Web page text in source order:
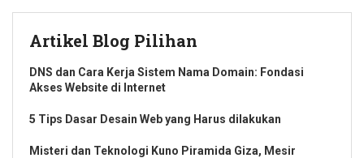
Artikel Blog Pilihan
DNS dan Cara Kerja Sistem Nama Domain: Fondasi
Akses Website di Internet
5 Tips Dasar Desain Web yang Harus dilakukan
Misteri dan Teknologi Kuno Piramida Giza, Mesir